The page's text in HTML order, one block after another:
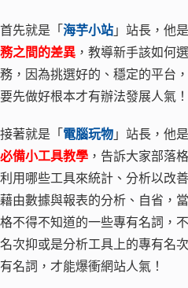
首先就是「 海芋小站 」站長，他
務之間的差異 ，教導新手該如何
務，因為挑選好的、穩定的平台
要先做好根本才有辦法發展人氣！
接著就是「 電腦玩物 」站長，他
必備小工具教學 ，告訴大家部落
利用哪些工具來統計、分析以改
藉由數據與報表的分析、自省，
格不得不知道的一些專有名詞，
名次抑或是分析工具上的專有名
有名詞，才能爆衝網站人氣！